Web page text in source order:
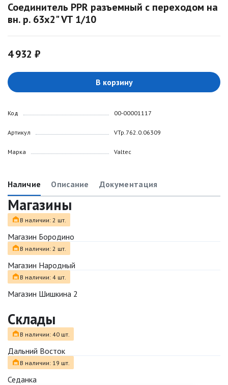
Соединитель PPR разъемный с переходом на
вн. р. 63х2" VT 1/10
4 932 ₽
В корзину
Код
Артикул
Марка
00-00001117
VTp.762.0.06309
Valtec
Наличие Описание Документация
Магазины
В наличии: 2 шт.
Магазин Бородино
В наличии: 2 шт.
Магазин Народный
В наличии: 4 шт.
Магазин Шишкина 2
Склады
В наличии: 40 шт.
Дальний Восток
В наличии: 19 шт.
Седанка